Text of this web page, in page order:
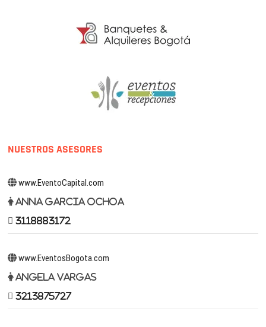
NUESTROS ASESORES
www.EventoCapital.com
Anna Garcia Ochoa
3118883172
www.EventosBogota.com
Angela Vargas
3213875727